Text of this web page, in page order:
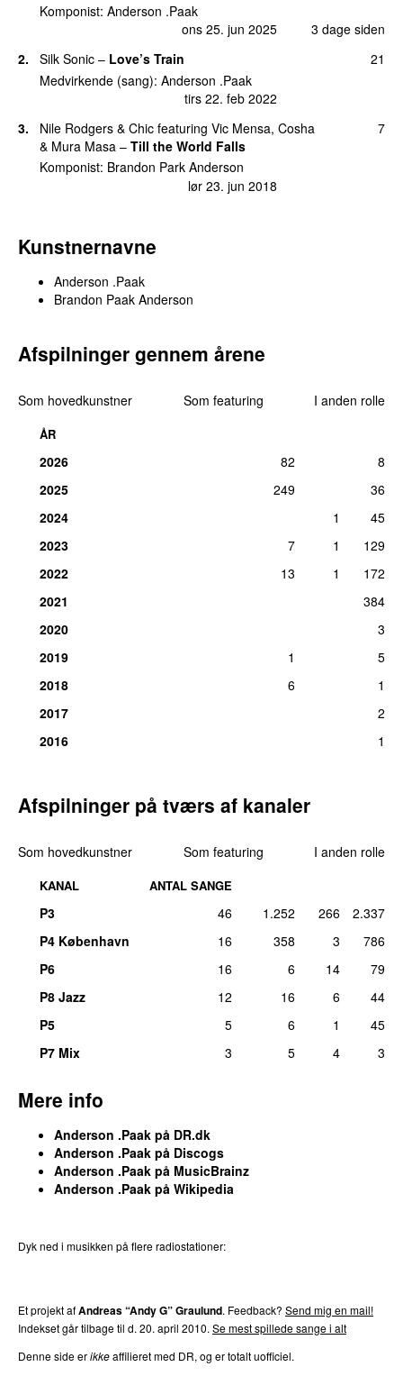
ons 25. jun 2025 3 dage siden
Komponist: Anderson .Paak
2. Silk Sonic – Love’s Train
tirs 22. feb 2022
21
Medvirkende (sang): Anderson .Paak
3. Nile Rodgers & Chic featuring Vic Mensa, Cosha
& Mura Masa – Till the World Falls
lør 23. jun 2018
7
Komponist: Brandon Park Anderson
Kunstnernavne
Anderson .Paak
Brandon Paak Anderson
Afspilninger gennem årene
Som hovedkunstner Som featuring I anden rolle
ÅR
2026 82
8
2025
249
36
2024
1
45
2023
7 1
129
2022
13 1
172
2021
384
2020
3
2019
1
5
2018
6
1
2017
2
2016
1
Afspilninger på tværs af kanaler
Som hovedkunstner Som featuring I anden rolle
KANAL ANTAL SANGE
P3 46 1.252 266
2.337
P4 København
16 358 3
786
P6
16 6 14
79
P8 Jazz
12 16 6
44
P5
5 6 1
45
P7 Mix
3 5 4 3
Mere info
Anderson .Paak på DR.dk
Anderson .Paak på Discogs
Anderson .Paak på MusicBrainz
Anderson .Paak på Wikipedia
Dyk ned i musikken på flere radiostationer:
Et projekt afAndreas “Andy G” Graulund. Feedback? Send mig en mail!
Indekset går tilbage til d. 20. april 2010. Se mest spillede sange i alt
Denne side erikkeaffilieret med DR, og er totalt uofficiel.